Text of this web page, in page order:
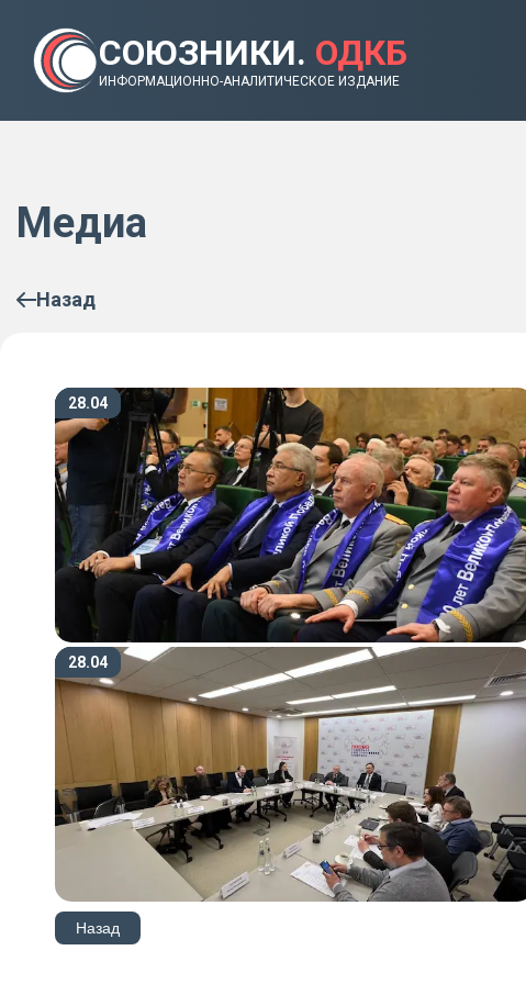
СОЮЗНИКИ. ОДКБ
ИНФОРМАЦИОННО-АНАЛИТИЧЕСКОЕ ИЗДАНИЕ
Медиа
Назад
28.04
28.04
Назад